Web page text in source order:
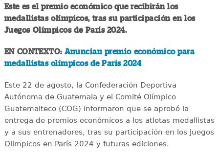
Este es el premio económico que recibirán los
medallistas olímpicos, tras su participación en los
Juegos Olímpicos de París 2024.
EN CONTEXTO: Anuncian premio económico para
medallistas olímpicos de París 2024
Este 22 de agosto, la Confederación Deportiva
Autónoma de Guatemala y el Comité Olímpico
Guatemalteco (COG) informaron que se aprobó la
entrega de premios económicos a los atletas medallistas
y a sus entrenadores, tras su participación en los Juegos
Olímpicos en París 2024 y futuras ediciones.